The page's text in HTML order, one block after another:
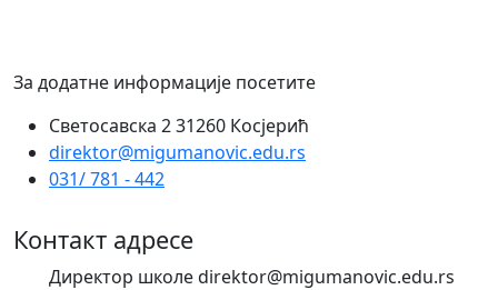
За додатне информације посетите
Светосавска 2 31260 Косјерић
direktor@migumanovic.edu.rs
031/ 781 - 442
Контакт адресе
Директор школе direktor@migumanovic.edu.rs